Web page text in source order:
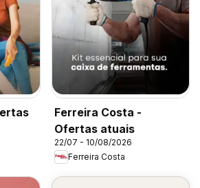
Ferreira Costa -
Ofertas atuais
22/07 - 10/08/2026
Ferreira Costa